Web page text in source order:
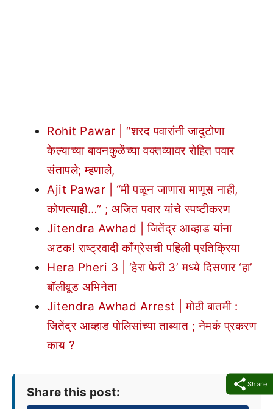
Share
Rohit Pawar | “शरद पवारांनी जादुटोणा
केल्याच्या बावनकुळेंच्या वक्तव्यावर रोहित पवार
संतापले; म्हणाले,
Ajit Pawar | “मी पळून जाणारा माणूस नाही,
कोणत्याही…” ; अजित पवार यांचे स्पष्टीकरण
Jitendra Awhad | जितेंद्र आव्हाड यांना
अटक! राष्ट्रवादी काँग्रेसची पहिली प्रतिक्रिया
Hera Pheri 3 | ‘हेरा फेरी 3’ मध्ये दिसणार ‘हा’
बॉलीवूड अभिनेता
Jitendra Awhad Arrest | मोठी बातमी :
जितेंद्र आव्हाड पोलिसांच्या ताब्यात ; नेमकं प्रकरण
काय ?
Share this post: